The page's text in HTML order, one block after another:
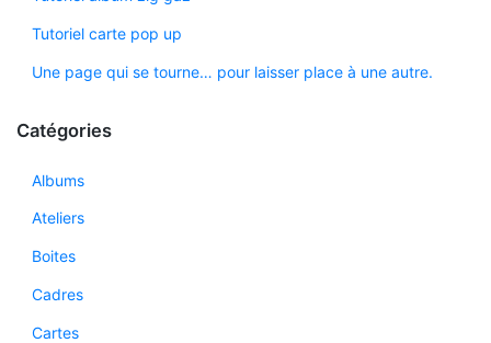
Tutoriel carte pop up
Une page qui se tourne… pour laisser place à une autre.
Catégories
Albums
Ateliers
Boites
Cadres
Cartes